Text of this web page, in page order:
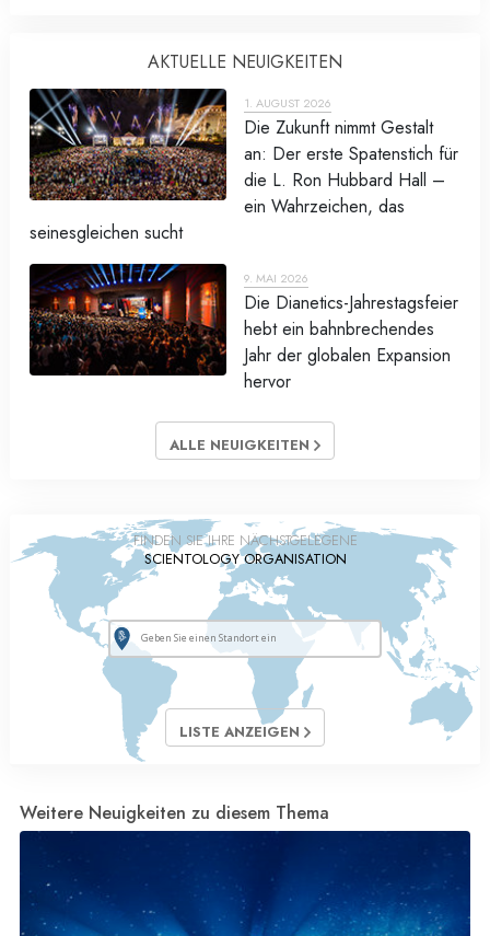
AKTUELLE NEUIGKEITEN
1. AUGUST 2026
Die Zukunft nimmt Gestalt
an: Der erste Spatenstich für
die L. Ron Hubbard Hall –
ein Wahrzeichen, das
seinesgleichen sucht
9. MAI 2026
Die Dianetics-Jahrestagsfeier
hebt ein bahnbrechendes
Jahr der globalen Expansion
hervor
ALLE NEUIGKEITEN
FINDEN SIE IHRE NÄCHSTGELEGENE
SCIENTOLOGY ORGANISATION
LISTE ANZEIGEN
Weitere Neuigkeiten zu diesem Thema